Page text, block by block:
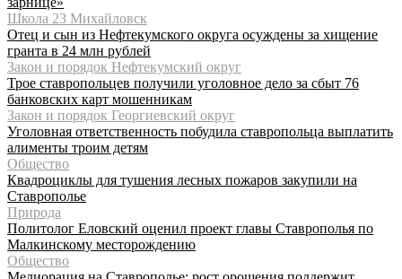
Школа 23 Михайловск
Отец и сын из Нефтекумского округа осуждены за хищение
гранта в 24 млн рублей
Закон и порядок Нефтекумский округ
Трое ставропольцев получили уголовное дело за сбыт 76
банковских карт мошенникам
Закон и порядок Георгиевский округ
Уголовная ответственность побудила ставропольца выплатить
алименты троим детям
Общество
Квадроциклы для тушения лесных пожаров закупили на
Ставрополье
Природа
Политолог Еловский оценил проект главы Ставрополья по
Малкинскому месторождению
Общество